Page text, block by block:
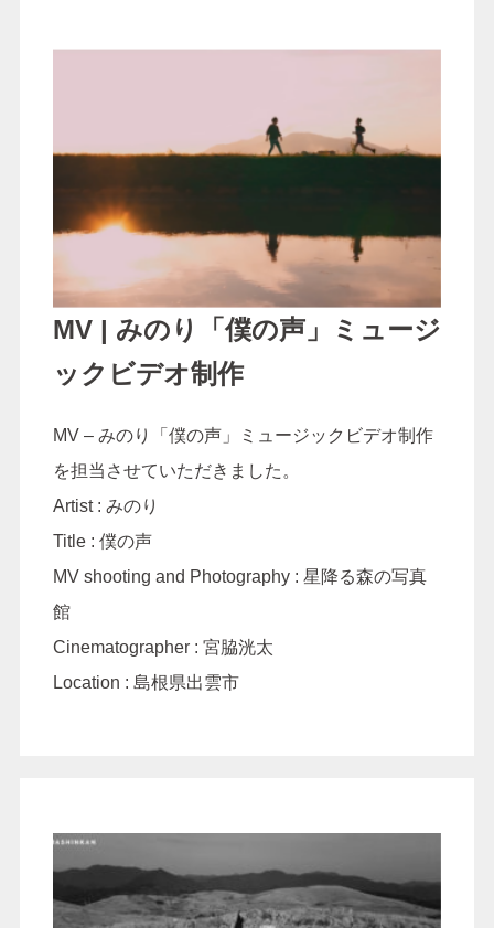
MV | みのり「僕の声」ミュージ
ックビデオ制作
MV – みのり「僕の声」ミュージックビデオ制作
を担当させていただきました。
Artist : みのり
Title : 僕の声
MV shooting and Photography : 星降る森の写真
館
Cinematographer : 宮脇洸太
Location : 島根県出雲市